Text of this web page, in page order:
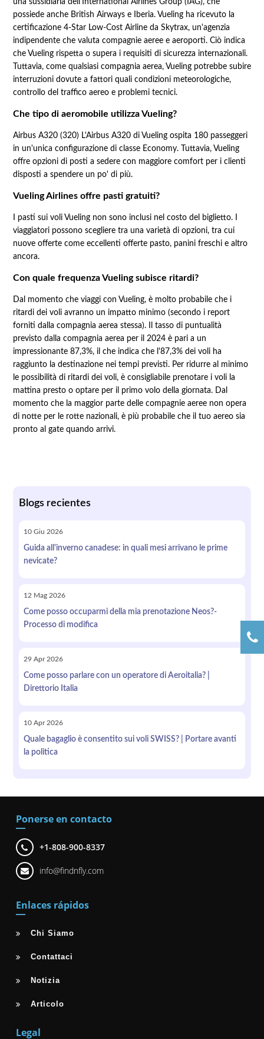
una sussidiaria dell'International Airlines Group (IAG), che
possiede anche British Airways e Iberia. Vueling ha ricevuto la
certificazione 4-Star Low-Cost Airline da Skytrax, un'agenzia
indipendente che valuta compagnie aeree e aeroporti. Ciò indica
che Vueling rispetta o supera i requisiti di sicurezza internazionali.
Tuttavia, come qualsiasi compagnia aerea, Vueling potrebbe subire
interruzioni dovute a fattori quali condizioni meteorologiche,
controllo del traffico aereo e problemi tecnici.
Che tipo di aeromobile utilizza Vueling?
Airbus A320 (320) L'Airbus A320 di Vueling ospita 180 passeggeri
in un'unica configurazione di classe Economy. Tuttavia, Vueling
offre opzioni di posti a sedere con maggiore comfort per i clienti
disposti a spendere un po' di più.
Vueling Airlines offre pasti gratuiti?
I pasti sui voli Vueling non sono inclusi nel costo del biglietto. I
viaggiatori possono scegliere tra una varietà di opzioni, tra cui
nuove offerte come eccellenti offerte pasto, panini freschi e altro
ancora.
Con quale frequenza Vueling subisce ritardi?
Dal momento che viaggi con Vueling, è molto probabile che i
ritardi dei voli avranno un impatto minimo (secondo i report
forniti dalla compagnia aerea stessa). Il tasso di puntualità
previsto dalla compagnia aerea per il 2024 è pari a un
impressionante 87,3%, il che indica che l'87,3% dei voli ha
raggiunto la destinazione nei tempi previsti. Per ridurre al minimo
le possibilità di ritardi dei voli, è consigliabile prenotare i voli la
mattina presto o optare per il primo volo della giornata. Dal
momento che la maggior parte delle compagnie aeree non opera
di notte per le rotte nazionali, è più probabile che il tuo aereo sia
pronto al gate quando arrivi.
Blogs recientes
10 Giu 2026
Guida all'inverno canadese: in quali mesi arrivano le prime
nevicate?
12 Mag 2026
Come posso occuparmi della mia prenotazione Neos?-
Processo di modifica
29 Apr 2026
Come posso parlare con un operatore di Aeroitalia? |
Direttorio Italia
10 Apr 2026
Quale bagaglio è consentito sui voli SWISS? | Portare avanti
la politica
Ponerse en contacto
+1-808-900-8337
info@findnfly.com
Enlaces rápidos
Chi Siamo
Contattaci
Notizia
Articolo
Legal